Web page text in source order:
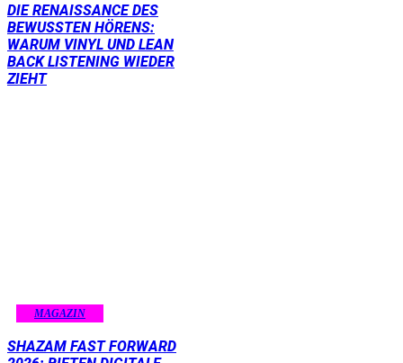
DIE RENAISSANCE DES
BEWUSSTEN HÖRENS:
WARUM VINYL UND LEAN
BACK LISTENING WIEDER
ZIEHT
MAGAZIN
SHAZAM FAST FORWARD